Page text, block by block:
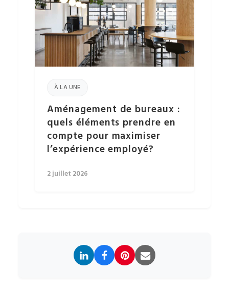
À LA UNE
Aménagement de bureaux :
quels éléments prendre en
compte pour maximiser
l’expérience employé?
2 juillet 2026